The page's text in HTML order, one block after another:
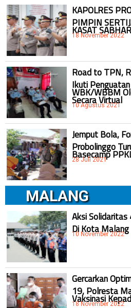
KAPOLRES
PIMPIN
KASAT
18 November 2022
Road to TPN,
Ikuti Penguatan
WBK/WBBM
Secara Virtual
10 Agustus 2021
Jemput Bola,
Probolinggo
Basecamp
28 Juli 2021
MALANG
Aksi Solidaritas
Di Kota Malang
10 November 2022
Gercarkan
19, Polresta
Vaksinasi
18 November 2022